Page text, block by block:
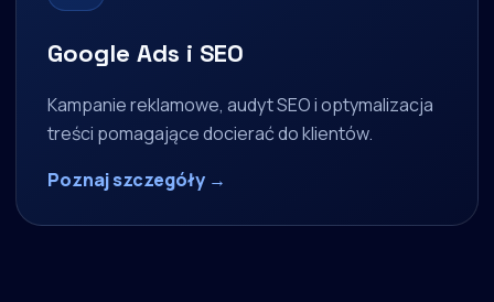
Google Ads i SEO
Kampanie reklamowe, audyt SEO i optymalizacja
treści pomagające docierać do klientów.
Poznaj szczegóły →